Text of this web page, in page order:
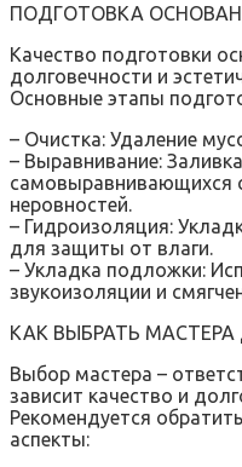
ПОДГОТОВКА
Качество подготовки
долговечности и
Основные этапы
– Очистка: Удаление
– Выравнивание:
самовыравнивающихся
неровностей.
– Гидроизоляция:
для защиты от влаги.
– Укладка подложки:
звукоизоляции и
КАК ВЫБРАТЬ
Выбор мастера –
зависит качество и
Рекомендуется
аспекты: